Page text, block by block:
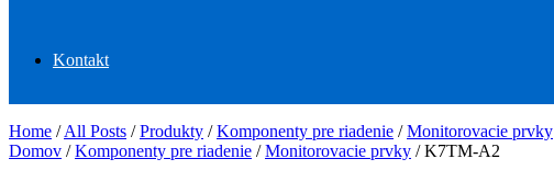
Kontakt
Home /All Posts /Produkty /Komponenty pre riadenie /Monitorovacie prvky
Domov /Komponenty pre riadenie /Monitorovacie prvky / K7TM-A2